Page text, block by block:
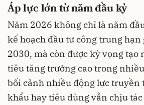
Áp lực lớn từ năm đầu kỳ
Năm 2026 không chỉ là năm
kế hoạch đầu tư công trung
2030, mà còn được kỳ vọng tạo
tiêu tăng trưởng cao trong
bối cảnh nhiều động lực truyền
khẩu hay tiêu dùng vẫn chịu